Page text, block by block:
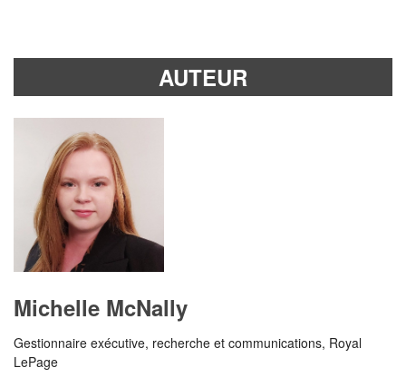
AUTEUR
Michelle McNally
Gestionnaire exécutive, recherche et communications, Royal
LePage